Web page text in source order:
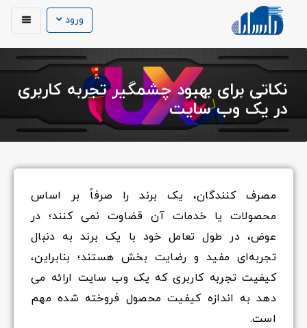
ورود
نکاتی برای بهبود چشمگیر تجربه کاربری
در یک وب سایت
مصرف کنندگان، یک برند را صرفاً بر اساس
محصولات یا خدمات آن قضاوت نمی کنند؛ در
عوض، در طول تعامل خود با یک برند به دنبال
تجربه‌ای مفید و رضایت بخش هستند؛ بنابراین،
کیفیت تجربه‌ کاربری که یک وب سایت ارائه می
دهد به اندازه کیفیت محصول فروخته شده مهم
است.